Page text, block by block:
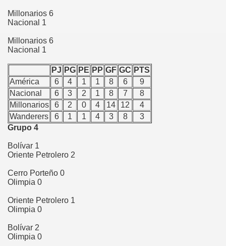
Millonarios 6
Nacional 1
Millonarios 6
Nacional 1
PJ PG PE PP GF GC PTS
América
6 4 1 1 8 6
9
Nacional
6 3 2 1 8 7
8
Millonarios
6 2 0 4 14 12
4
Wanderers
6 1 1 4 3 8
3
Grupo 4
Bolívar 1
Oriente Petrolero 2
Cerro Porteño 0
Olimpia 0
Oriente Petrolero 1
Olimpia 0
Bolívar 2
Olimpia 0